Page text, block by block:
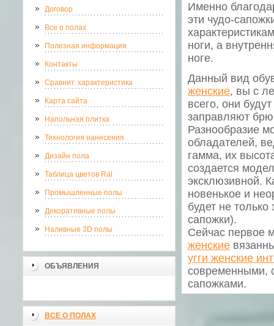
Договор
Все о полах
Полезная информация
Контакты
Сравнит. характеристика
Карта сайта
Напольная плитка
Технология нанесения
Дизайн пола
Таблица цветов Ral
Промышленные полы
Декоративные полы
Наливные 3D полы
ОБЪЯВЛЕНИЯ
ВСЕ О ПОЛАХ
Именно
эти чудо-
ноги, а
ноге.
Данный вид
женские, вы с
всего, они
заправляют
Разнообразие
обладателей,
гамма, их
создается
эксклюзивной.
новенькое и
будет не
сапожки).
Сейчас первое
женские
угги женские
современными,
сапожками.